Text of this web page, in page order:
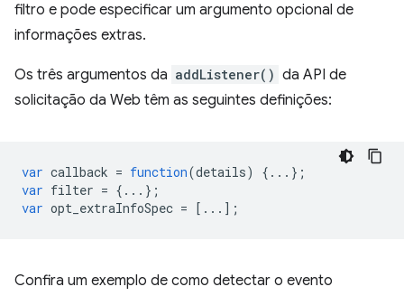
filtro e pode especificar um argumento opcional de
informações extras.
Os três argumentos da addListener() da API de
solicitação da Web têm as seguintes definições:
var callback = function(details)
{...};
var filter = {...};
var opt_extraInfoSpec = [...];
Confira um exemplo de como detectar o evento